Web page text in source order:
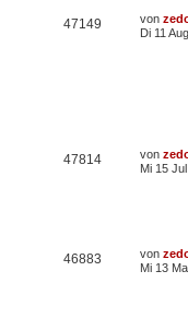
47149 von
Di 11
47814 von
Mi 15
46883 von
Mi 13